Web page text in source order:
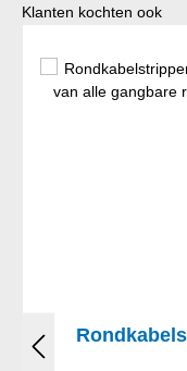
Productgalerij overslaan
Klanten kochten ook